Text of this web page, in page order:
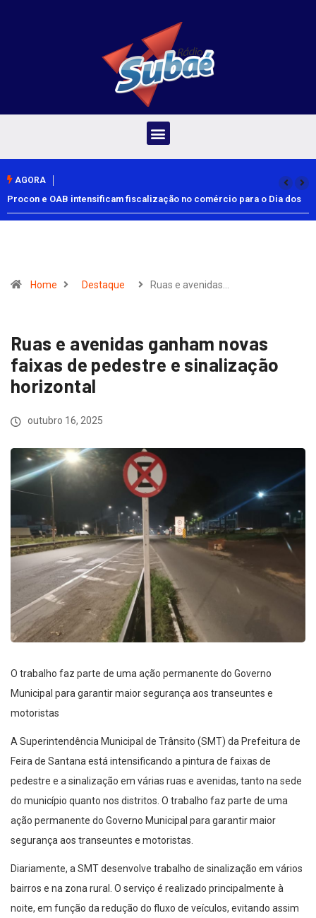
AGORA
Procon e OAB intensificam fiscalização no comércio para o Dia dos
Pais
Home Destaque Ruas e avenidas…
Ruas e avenidas ganham novas
faixas de pedestre e sinalização
horizontal
outubro 16, 2025
O trabalho faz parte de uma ação permanente do Governo
Municipal para garantir maior segurança aos transeuntes e
motoristas
A Superintendência Municipal de Trânsito (SMT) da Prefeitura de
Feira de Santana está intensificando a pintura de faixas de
pedestre e a sinalização em várias ruas e avenidas, tanto na sede
do município quanto nos distritos. O trabalho faz parte de uma
ação permanente do Governo Municipal para garantir maior
segurança aos transeuntes e motoristas.
Diariamente, a SMT desenvolve trabalho de sinalização em vários
bairros e na zona rural. O serviço é realizado principalmente à
noite, em função da redução do fluxo de veículos, evitando assim